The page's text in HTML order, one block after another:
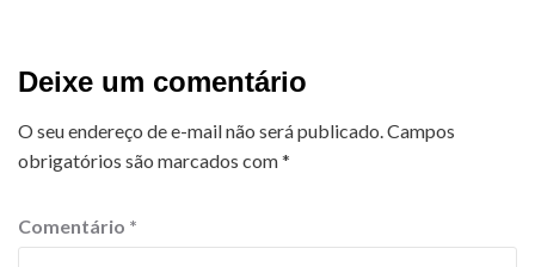
Deixe um comentário
O seu endereço de e-mail não será publicado. Campos
obrigatórios são marcados com*
Comentário *